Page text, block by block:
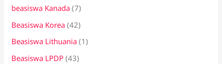
beasiswa Kanada (7)
Beasiswa Korea (42)
Beasiswa Lithuania (1)
Beasiswa LPDP (43)